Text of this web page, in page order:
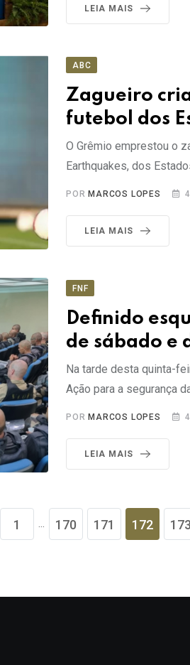
LEIA MAIS
ABC
Zagueiro
futebol dos
O Grêmio emprestou o
Earthquakes, dos
POR MARCOS LOPES
LEIA MAIS
FNF
Definido
de sábado e
Na tarde desta quinta-
Ação para a segurança
POR MARCOS LOPES
LEIA MAIS
1 ... 170 171 172 173